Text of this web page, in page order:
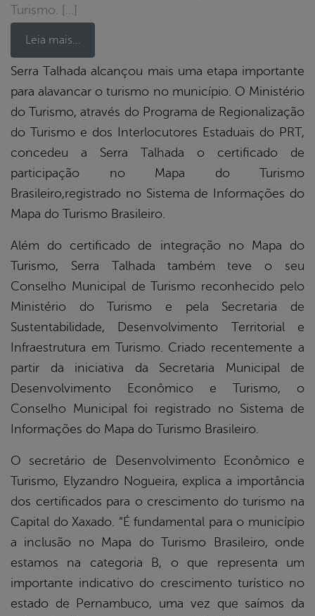
Turismo. […]
Leia mais…
Serra Talhada alcançou mais uma etapa importante
para alavancar o turismo no município. O Ministério
do Turismo, através do Programa de Regionalização
do Turismo e dos Interlocutores Estaduais do PRT,
concedeu a Serra Talhada o certificado de
participação no Mapa do Turismo
Brasileiro,registrado no Sistema de Informações do
Mapa do Turismo Brasileiro.
Além do certificado de integração no Mapa do
Turismo, Serra Talhada também teve o seu
Conselho Municipal de Turismo reconhecido pelo
Ministério do Turismo e pela Secretaria de
Sustentabilidade, Desenvolvimento Territorial e
Infraestrutura em Turismo. Criado recentemente a
partir da iniciativa da Secretaria Municipal de
Desenvolvimento Econômico e Turismo, o
Conselho Municipal foi registrado no Sistema de
Informações do Mapa do Turismo Brasileiro.
O secretário de Desenvolvimento Econômico e
Turismo, Elyzandro Nogueira, explica a importância
dos certificados para o crescimento do turismo na
Capital do Xaxado. “É fundamental para o município
a inclusão no Mapa do Turismo Brasileiro, onde
estamos na categoria B, o que representa um
importante indicativo do crescimento turístico no
estado de Pernambuco, uma vez que saímos da